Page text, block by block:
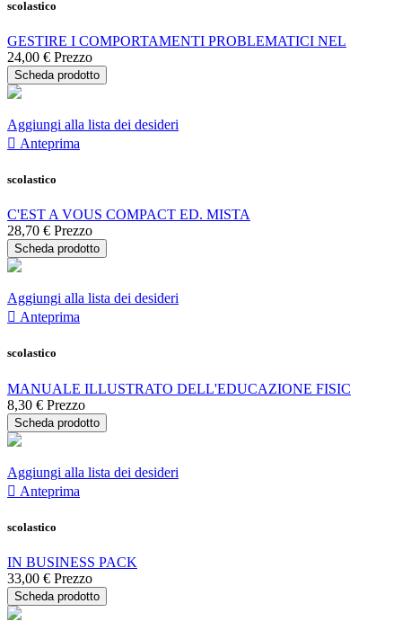
scolastico
GESTIRE I COMPORTAMENTI PROBLEMATICI NEL
24,00 € Prezzo
Scheda prodotto
Aggiungi alla lista dei desideri
 Anteprima
scolastico
C'EST A VOUS COMPACT ED. MISTA
28,70 € Prezzo
Scheda prodotto
Aggiungi alla lista dei desideri
 Anteprima
scolastico
MANUALE ILLUSTRATO DELL'EDUCAZIONE FISIC
8,30 € Prezzo
Scheda prodotto
Aggiungi alla lista dei desideri
 Anteprima
scolastico
IN BUSINESS PACK
33,00 € Prezzo
Scheda prodotto